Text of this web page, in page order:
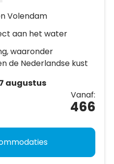
Volendam
aan het water
waaronder
de Nederlandse kust
augustus
Vanaf:
466